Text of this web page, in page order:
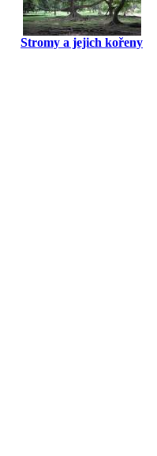
Stromy a jejich kořeny